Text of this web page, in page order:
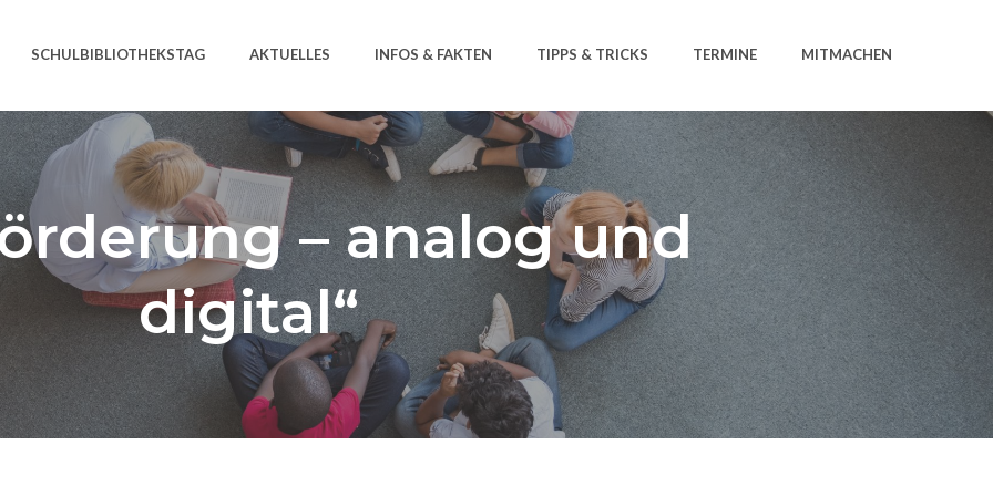
SCHULBIBLIOTHEKSTAG AKTUELLES INFOS & FAKTEN TIPPS & TRICKS TERMINE MITMACHEN
– analog und
digital“